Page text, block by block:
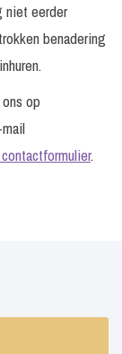
niet eerder
benadering
op
.